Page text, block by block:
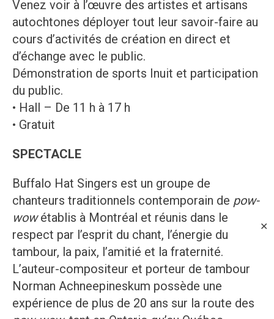
✕
Venez voir à l’œuvre des artistes et artisans
autochtones déployer tout leur savoir-faire au
cours d’activités de création en direct et
d’échange avec le public.
Démonstration de sports Inuit et participation
du public.
• Hall – De 11 h à 17 h
• Gratuit
SPECTACLE
Buffalo Hat Singers est un groupe de
chanteurs traditionnels contemporain de pow-
wowétablis à Montréal et réunis dans le
respect par l’esprit du chant, l’énergie du
tambour, la paix, l’amitié et la fraternité.
L’auteur-compositeur et porteur de tambour
Norman Achneepineskum possède une
expérience de plus de 20 ans sur la route des